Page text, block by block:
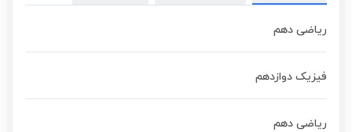
ریاضی دهم
فیزیک دوازدهم
ریاضی دهم